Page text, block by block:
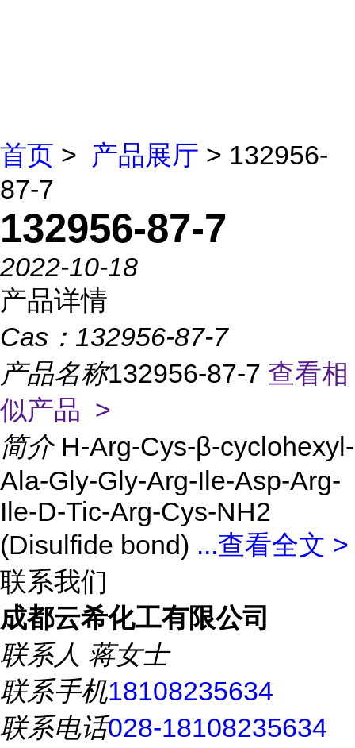
首页 > 产品展厅 > 132956-
87-7
132956-87-7
2022-10-18
产品详情
Cas： 132956-87-7
产品名称132956-87-7 查看相
似产品 >
简介 H-Arg-Cys-β-cyclohexyl-
Ala-Gly-Gly-Arg-Ile-Asp-Arg-
Ile-D-Tic-Arg-Cys-NH2
(Disulfide bond) ...查看全文 >
联系我们
成都云希化工有限公司
联系人 蒋女士
联系手机18108235634
联系电话028-18108235634